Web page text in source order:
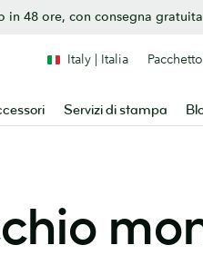
in 48 ore, con consegna
Servizi di stampa
Italy | Italia